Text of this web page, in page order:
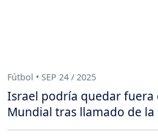
Fútbol • SEP 24 / 2025
Israel podría quedar fuera
Mundial tras llamado de la